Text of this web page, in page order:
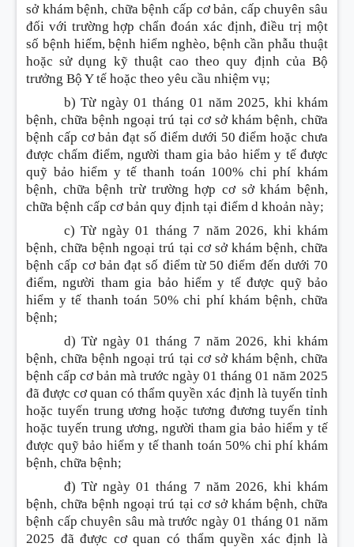
sở khám bệnh, chữa bệnh cấp cơ bản, cấp chuyên sâu
đối với trường hợp chẩn đoán xác định, điều trị một
số bệnh hiếm, bệnh hiểm nghèo, bệnh cần phẫu thuật
hoặc sử dụng kỹ thuật cao theo quy định của Bộ
trưởng Bộ Y tế hoặc theo yêu cầu nhiệm vụ;
b) Từ ngày 01 tháng 01 năm 2025, khi khám
bệnh, chữa bệnh ngoại trú tại cơ sở khám bệnh, chữa
bệnh cấp cơ bản đạt số điểm dưới 50 điểm hoặc chưa
được chấm điểm, người tham gia bảo hiểm y tế được
quỹ bảo hiểm y tế thanh toán 100% chi phí khám
bệnh, chữa bệnh trừ trường hợp cơ sở khám bệnh,
chữa bệnh cấp cơ bản quy định tại điểm d khoản này;
c) Từ ngày 01 tháng 7 năm 2026, khi khám
bệnh, chữa bệnh ngoại trú tại cơ sở khám bệnh, chữa
bệnh cấp cơ bản đạt số điểm từ 50 điểm đến dưới 70
điểm, người tham gia bảo hiểm y tế được quỹ bảo
hiểm y tế thanh toán 50% chi phí khám bệnh, chữa
bệnh;
d) Từ ngày 01 tháng 7 năm 2026, khi khám
bệnh, chữa bệnh ngoại trú tại cơ sở khám bệnh, chữa
bệnh cấp cơ bản mà trước ngày 01 tháng 01 năm 2025
đã được cơ quan có thẩm quyền xác định là tuyến tỉnh
hoặc tuyến trung ương hoặc tương đương tuyến tỉnh
hoặc tuyến trung ương, người tham gia bảo hiểm y tế
được quỹ bảo hiểm y tế thanh toán 50% chi phí khám
bệnh, chữa bệnh;
đ) Từ ngày 01 tháng 7 năm 2026, khi khám
bệnh, chữa bệnh ngoại trú tại cơ sở khám bệnh, chữa
bệnh cấp chuyên sâu mà trước ngày 01 tháng 01 năm
2025 đã được cơ quan có thẩm quyền xác định là